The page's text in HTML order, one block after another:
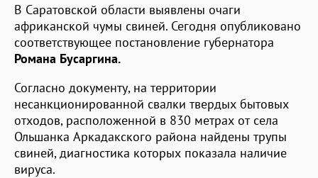
В Саратовской области выявлены очаги
африканской чумы свиней. Сегодня опубликовано
соответствующее постановление губернатора
Романа Бусаргина.
Согласно документу, на территории
несанкционированной свалки твердых бытовых
отходов, расположенной в 830 метрах от села
Ольшанка Аркадакского района найдены трупы
свиней, диагностика которых показала наличие
вируса.